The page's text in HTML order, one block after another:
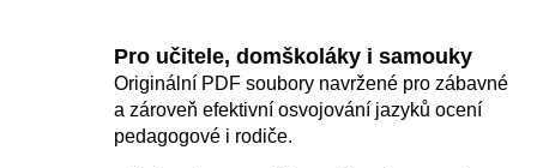
Pro učitele, domškoláky i samouky
Originální PDF soubory navržené pro zábavné
a zároveň efektivní osvojování jazyků ocení
pedagogové i rodiče.